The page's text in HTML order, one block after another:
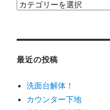
カ
ー
最近の投稿
洗面台解体！
カウンター下地